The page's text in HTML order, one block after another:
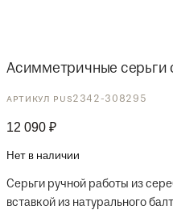
Асимметричные серьги
артикул pus2342-308295
12 090 ₽
Нет в наличии
Серьги ручной работы из
вставкой из натурального